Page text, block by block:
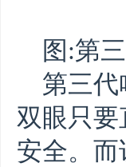
图:第
第三
双眼只
安全。